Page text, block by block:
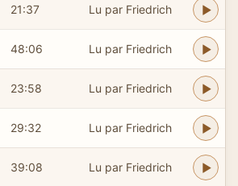
21:37 Lu par Friedrich
48:06 Lu par Friedrich
23:58 Lu par Friedrich
29:32 Lu par Friedrich
39:08 Lu par Friedrich